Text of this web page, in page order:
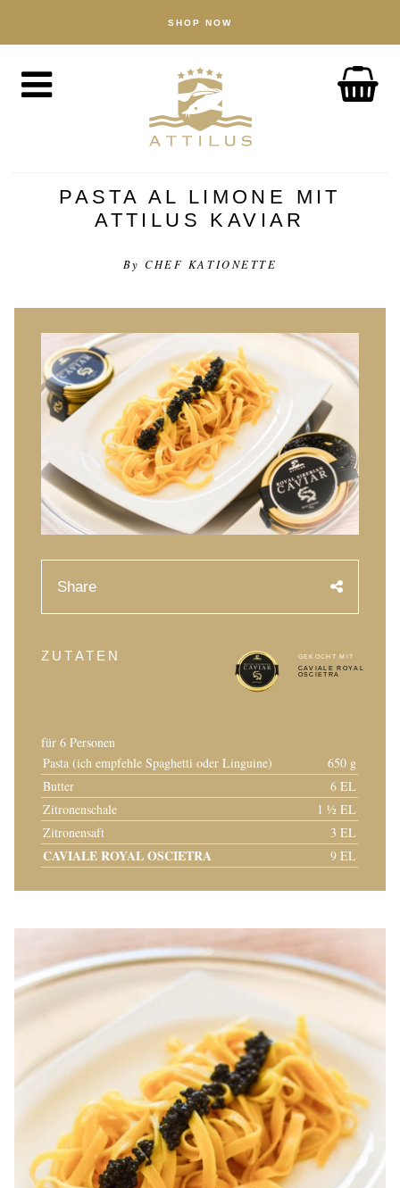
Fish
Accessories
The Attilus Way
Our Fishery
NEWS
DISCOVER
History of Caviar
Tasting Guide
Grading Caviar
Creating Caviar
Corporate Events
PASTA AL LIMONE MIT
ATTILUS KAVIAR
By CHEF KATIONETTE
Share
ZUTATEN
für 6 Personen
Pasta (ich empfehle Spaghetti oder Linguine)
650 g
Butter
6 EL
Zitronenschale
1 ½ EL
Zitronensaft
3 EL
CAVIALE ROYAL OSCIETRA 9 EL
GEKOCHT MIT
CAVIALE ROYAL
OSCIETRA
SHOP NOW